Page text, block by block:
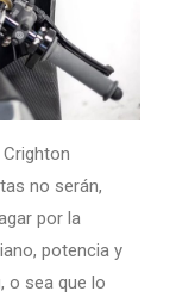
no serán,
por la
potencia y
o sea que lo